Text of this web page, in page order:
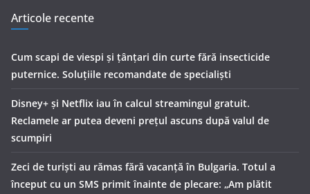
Articole recente
Cum scapi de viespi și țânțari din curte fără insecticide
puternice. Soluțiile recomandate de specialiști
Disney+ și Netflix iau în calcul streamingul gratuit.
Reclamele ar putea deveni prețul ascuns după valul de
scumpiri
Zeci de turiști au rămas fără vacanță în Bulgaria. Totul a
început cu un SMS primit înainte de plecare: „Am plătit